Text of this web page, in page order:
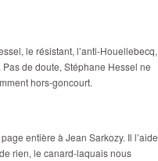
le résistant, l’anti-Houellebecq,
de doute, Stéphane Hessel ne
hors-goncourt.
entière à Jean Sarkozy. Il l’aide
rien, le canard-laquais nous